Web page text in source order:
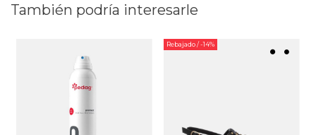
También podría interesarle
Rebajado/ -14%